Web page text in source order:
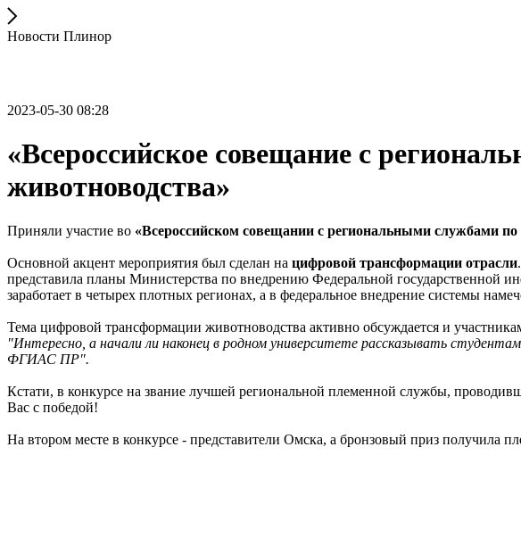
Новости Плинор
2023-05-30 08:28
«Всероссийское совещание с
животноводства»
Приняли участие во «Всероссийском совещании с региональными службами
Основной акцент мероприятия был сделан на цифровой трансформации отрасли
представила планы Министерства по внедрению Федеральной
заработает в четырех плотных регионах, а в федеральное внедрение системы
Тема цифровой трансформации животноводства активно обсуждается и
"Интересно, а начали ли наконец в родном университете рассказывать
ФГИАС ПР".
Кстати, в конкурсе на звание лучшей региональной племенной службы,
Вас с победой!
На втором месте в конкурсе - представители Омска, а бронзовый приз получила